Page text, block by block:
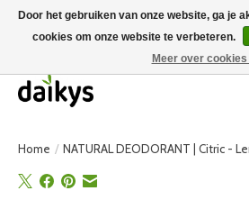
Grote keuze aan producten en snelle verzending!
Home / NATURAL DEODORANT | Citric -
Door het gebruiken van onze website, ga je
cookies om onze website te verbeteren.
Meer over cookies